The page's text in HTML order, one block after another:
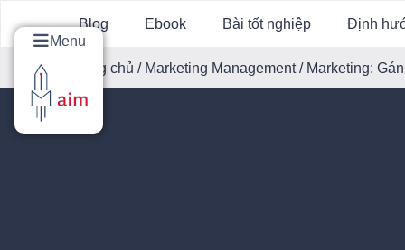
Menu
Blog Ebook Bài tốt nghiệp Định
Trang chủ / Marketing Management/ Marketing: